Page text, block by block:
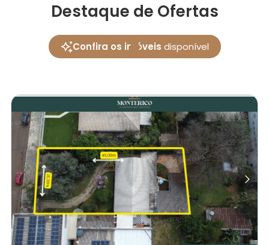
Destaque de Ofertas
Confira os imóveis disponível